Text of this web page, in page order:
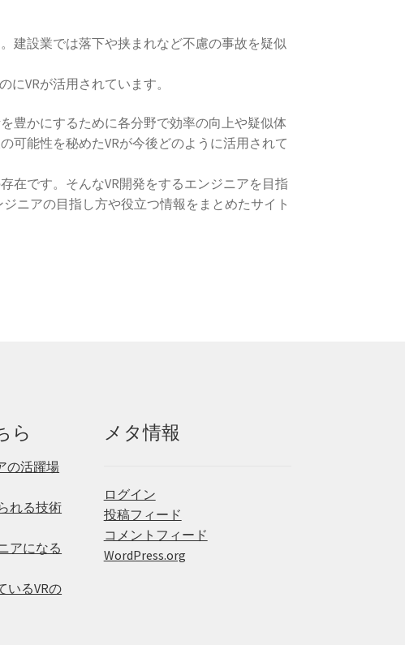
建設業では落下や挟まれなど不慮の事故を疑似
VRが活用されています。
豊かにするために各分野で効率の向上や疑似体
可能性を秘めたVRが今後どのように活用されて
在です。そんなVR開発をするエンジニアを目指
ジニアの目指し方や役立つ情報をまとめたサイト
ら
の活躍場
れる技術
アになる
いるVRの
メタ情報
ログイン
投稿フィード
コメントフィード
WordPress.org